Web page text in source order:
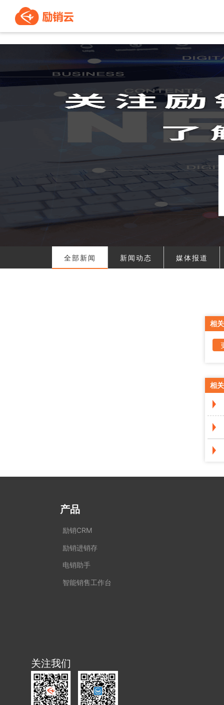
全部新闻 新闻动态 媒体报道
相
相
产品
励销CRM
励销进销存
电销助手
智能销售工作台
关注我们